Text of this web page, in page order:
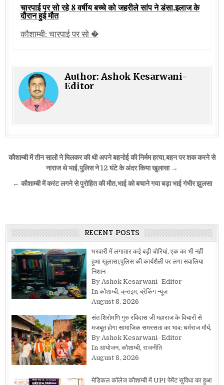
चारपाई पर सो रहे 8 वर्षीय बच्चे को जहरीले सांप ने डंसा,इलाज के
दौरान हुई मौत
कौशाम्बी: चारपाई पर सो �
Author:Ashok Kesarwani-
Editor
Post
navigation
कौशाम्बी में तीन सालों ने मिलकर की थी अपने बहनोई की निर्मम हत्या,बहन पर शक करने से
नाराज थे भाई,पुलिस ने 12 घंटे के अंदर किया खुलासा →
← कौशाम्बी में करंट लगने से पुरोहित की मौत,भाई को बचाने गया बड़ा भाई गंभीर झुलसा
RECENT POSTS
भरवारी में लगातार कई बड़ी चोरियां, एक का भी नहीं
हुआ खुलासा,पुलिस की कार्यशैली पर लगा सवालिया
निशान
By Ashok Kesarwani- Editor
In कौशाम्बी, क्राइम, ब्रेकिंग न्यूज़
August 8, 2026
संत शिरोमणि गुरु रविदास जी महाराज के विचारों से
मजबूत होगा सामाजिक समरसता का भाव: धर्मराज मौर्य,
By Ashok Kesarwani- Editor
In आयोजन, कौशाम्बी, राजनीति
August 8, 2026
मेडिकल कॉलेज कौशाम्बी में UPI पेमेंट सुविधा का हुआ